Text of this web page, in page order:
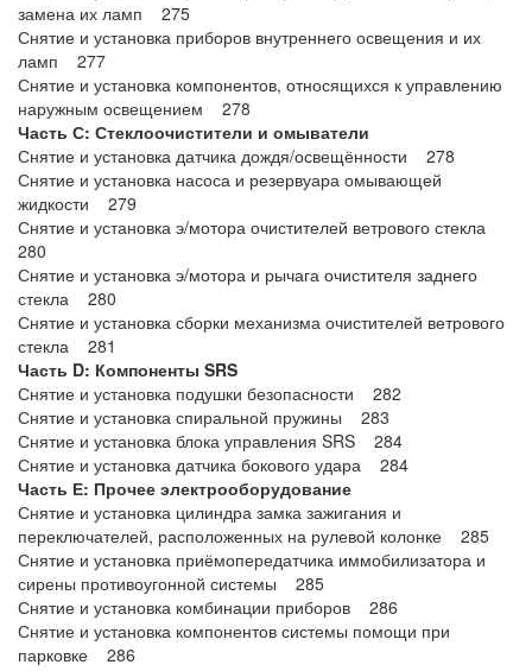
замена их ламп 275
Снятие и установка приборов внутреннего освещения и их
ламп 277
Снятие и установка компонентов, относящихся к управлению
наружным освещением 278
Часть С: Стеклоочистители и омыватели
Снятие и установка датчика дождя/освещённости 278
Снятие и установка насоса и резервуара омывающей
жидкости 279
Снятие и установка э/мотора очистителей ветрового стекла
280
Снятие и установка э/мотора и рычага очистителя заднего
стекла 280
Снятие и установка сборки механизма очистителей ветрового
стекла 281
Часть D: Компоненты SRS
Снятие и установка подушки безопасности 282
Снятие и установка спиральной пружины 283
Снятие и установка блока управления SRS 284
Снятие и установка датчика бокового удара 284
Часть Е: Прочее электрооборудование
Снятие и установка цилиндра замка зажигания и
переключателей, расположенных на рулевой колонке 285
Снятие и установка приёмопередатчика иммобилизатора и
сирены противоугонной системы 285
Снятие и установка комбинации приборов 286
Снятие и установка компонентов системы помощи при
парковке 286